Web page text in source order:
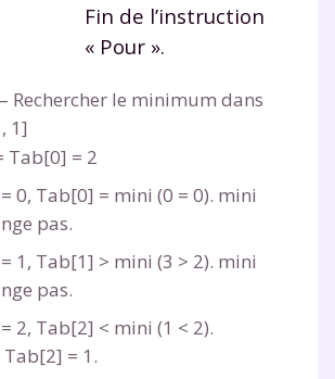
Fin de l’instruction
« Pour ».
Rechercher le minimum dans
1]
Tab[0] = 2
= 0, Tab[0] = mini (0 = 0). mini
pas.
= 1, Tab[1] > mini (3 > 2). mini
pas.
= 2, Tab[2] < mini (1 < 2).
Tab[2] = 1.